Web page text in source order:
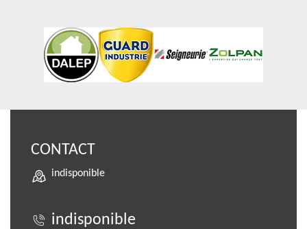
CONTACT
indisponible
indisponible